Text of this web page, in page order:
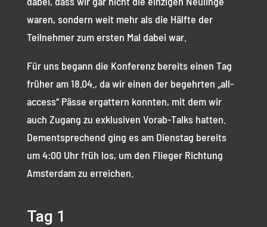
waren, sondern weit mehr als die Hälfte der
Teilnehmer zum ersten Mal dabei war.
Für uns begann die Konferenz bereits einen Tag
früher am 18.04., da wir einen der begehrten „all-
access“ Pässe ergattern konnten, mit dem wir
auch Zugang zu exklusiven Vorab-Talks hatten.
Dementsprechend ging es am Dienstag bereits
um 4:00 Uhr früh los, um den Flieger Richtung
Amsterdam zu erreichen.
Tag 1